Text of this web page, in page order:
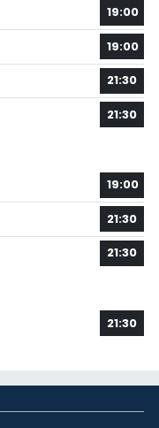
19:00
19:00
21:30
21:30
19:00
21:30
21:30
21:30